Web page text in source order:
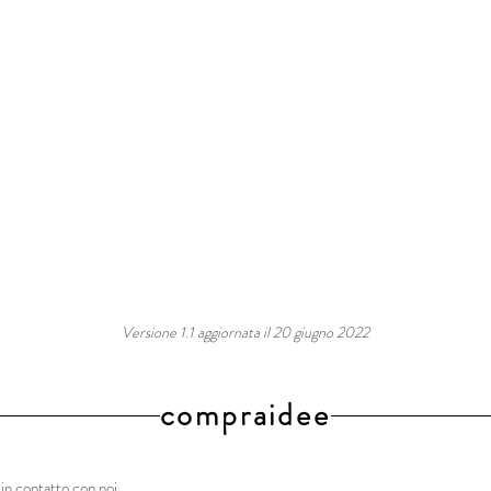
Versione 1.1 aggiornata il 20 giugno 2022
compraidee